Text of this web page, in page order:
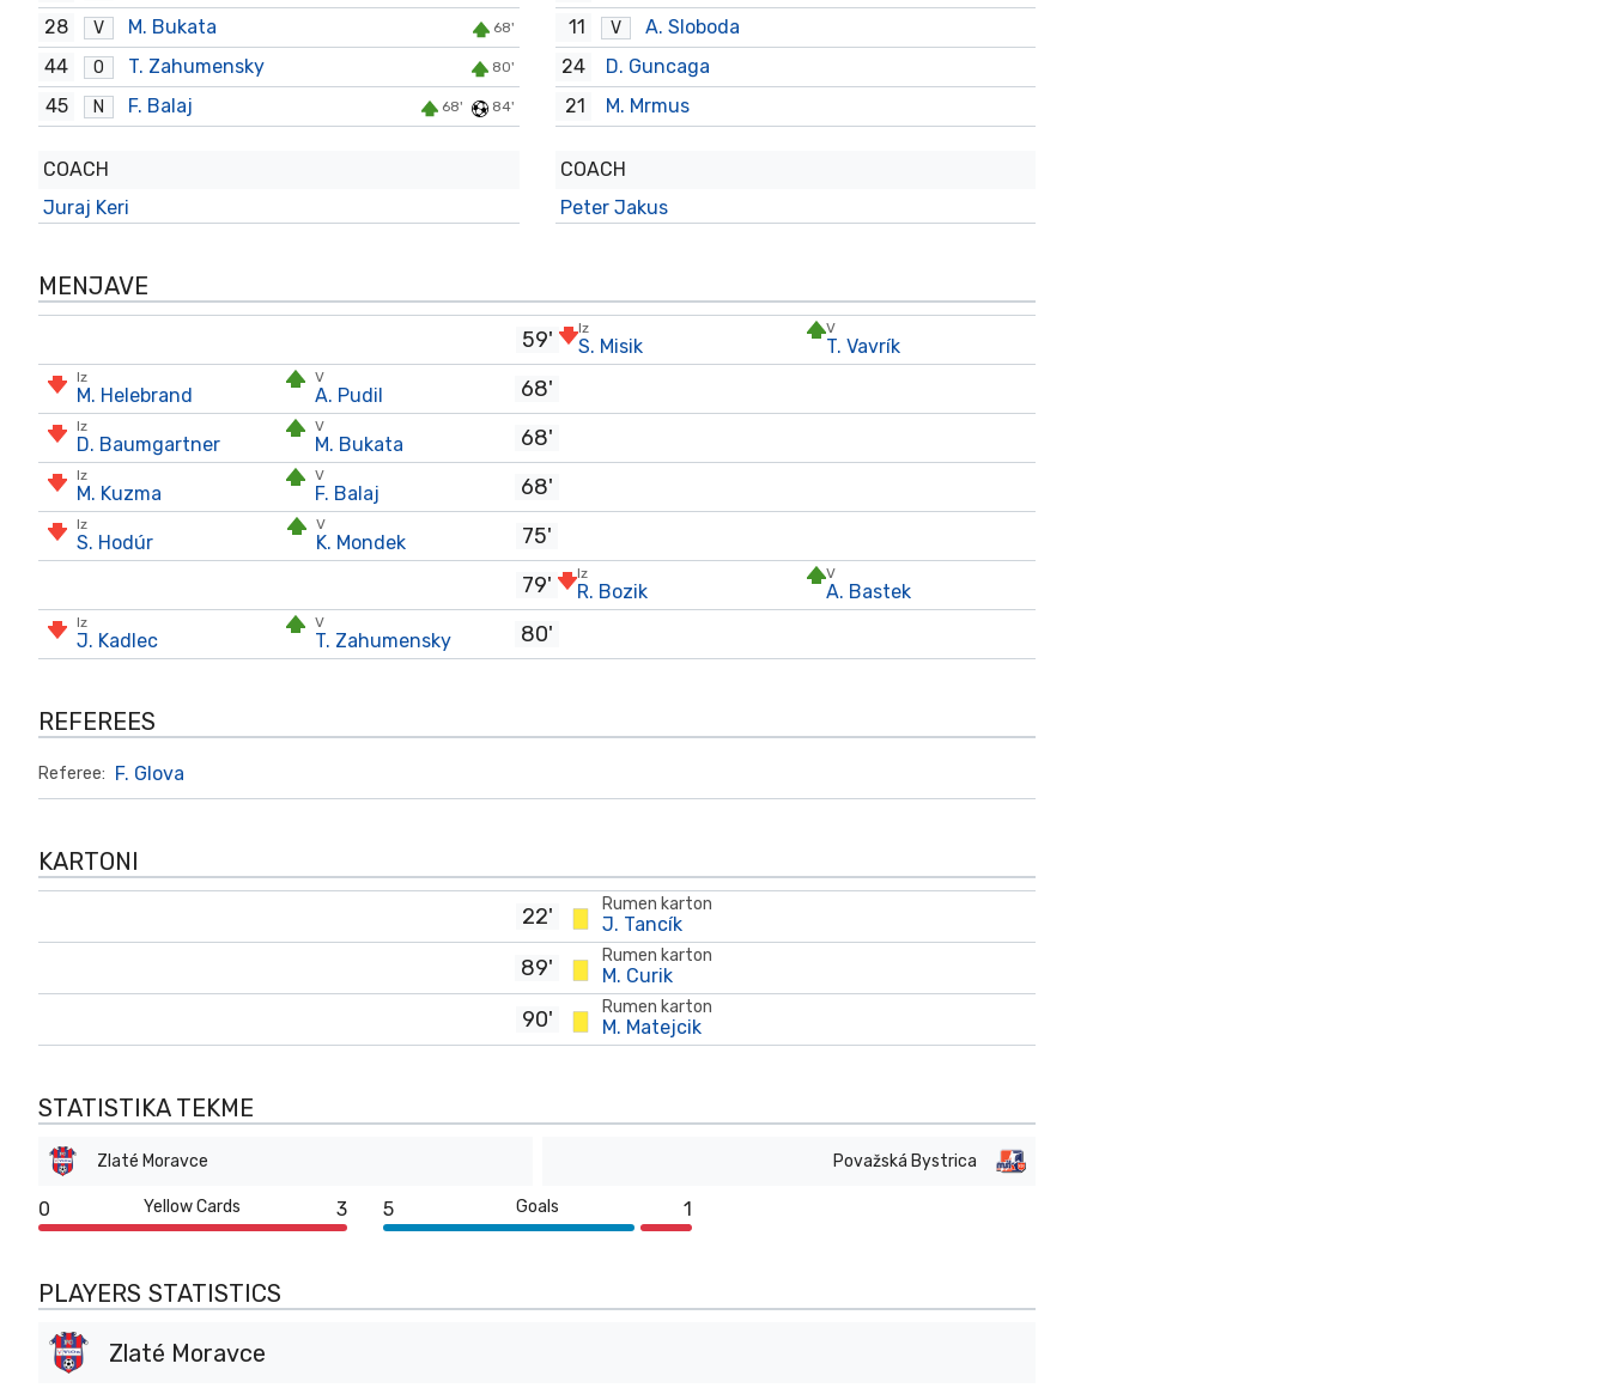
28
V M. Bukata 68'
44 O T. Zahumensky 80'
45 N F. Balaj 68' 84'
COACH
Juraj Keri
11
V
A. Sloboda
24
D. Guncaga
21
M. Mrmus
COACH
Peter Jakus
MENJAVE
59' Iz
S. Misik
V
T. Vavrík
Iz
M. Helebrand
V
A. Pudil 68'
Iz
D. Baumgartner
V
M. Bukata 68'
Iz
M. Kuzma
V
F. Balaj 68'
Iz
S. Hodúr
V
K. Mondek
75'
79'
Iz
R. Bozik
V
A. Bastek
Iz
J. Kadlec
V
T. Zahumensky 80'
REFEREES
Referee: F. Glova
KARTONI
22' Rumen karton
J. Tancík
89' Rumen karton
M. Curik
90' Rumen karton
M. Matejcik
STATISTIKA TEKME
Zlaté Moravce Považská Bystrica
0 Yellow Cards 3 5 Goals 1
PLAYERS STATISTICS
Zlaté Moravce